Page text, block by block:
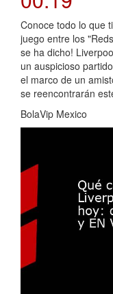
Conoce todo lo que
juego entre los
se ha dicho!
un auspicioso
el marco de un
se reencontrarán
BolaVip Mexico